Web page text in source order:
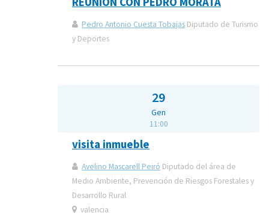
Pedro Antonio Cuesta Tobajas Diputado de Turismo
y Deportes
29
Gen
11:00
visita inmueble
Avelino Mascarell Peiró Diputado del área de
Medio Ambiente, Prevención de Riesgos Forestales y
Desarrollo Rural
valencia